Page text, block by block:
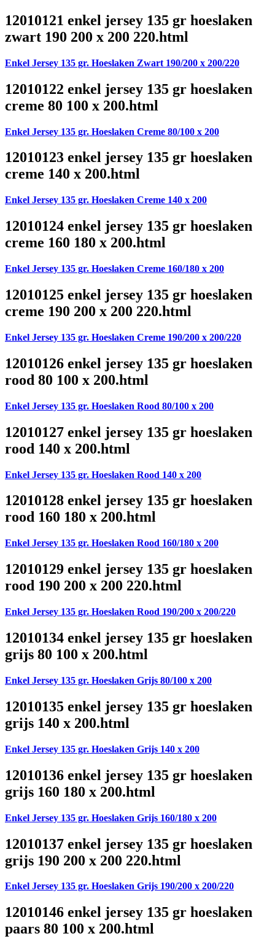
12010121 enkel jersey 135 gr hoeslaken
zwart 190 200 x 200 220.html
Enkel Jersey 135 gr. Hoeslaken Zwart 190/200 x 200/220
12010122 enkel jersey 135 gr hoeslaken
creme 80 100 x 200.html
Enkel Jersey 135 gr. Hoeslaken Creme 80/100 x 200
12010123 enkel jersey 135 gr hoeslaken
creme 140 x 200.html
Enkel Jersey 135 gr. Hoeslaken Creme 140 x 200
12010124 enkel jersey 135 gr hoeslaken
creme 160 180 x 200.html
Enkel Jersey 135 gr. Hoeslaken Creme 160/180 x 200
12010125 enkel jersey 135 gr hoeslaken
creme 190 200 x 200 220.html
Enkel Jersey 135 gr. Hoeslaken Creme 190/200 x 200/220
12010126 enkel jersey 135 gr hoeslaken
rood 80 100 x 200.html
Enkel Jersey 135 gr. Hoeslaken Rood 80/100 x 200
12010127 enkel jersey 135 gr hoeslaken
rood 140 x 200.html
Enkel Jersey 135 gr. Hoeslaken Rood 140 x 200
12010128 enkel jersey 135 gr hoeslaken
rood 160 180 x 200.html
Enkel Jersey 135 gr. Hoeslaken Rood 160/180 x 200
12010129 enkel jersey 135 gr hoeslaken
rood 190 200 x 200 220.html
Enkel Jersey 135 gr. Hoeslaken Rood 190/200 x 200/220
12010134 enkel jersey 135 gr hoeslaken
grijs 80 100 x 200.html
Enkel Jersey 135 gr. Hoeslaken Grijs 80/100 x 200
12010135 enkel jersey 135 gr hoeslaken
grijs 140 x 200.html
Enkel Jersey 135 gr. Hoeslaken Grijs 140 x 200
12010136 enkel jersey 135 gr hoeslaken
grijs 160 180 x 200.html
Enkel Jersey 135 gr. Hoeslaken Grijs 160/180 x 200
12010137 enkel jersey 135 gr hoeslaken
grijs 190 200 x 200 220.html
Enkel Jersey 135 gr. Hoeslaken Grijs 190/200 x 200/220
12010146 enkel jersey 135 gr hoeslaken
paars 80 100 x 200.html